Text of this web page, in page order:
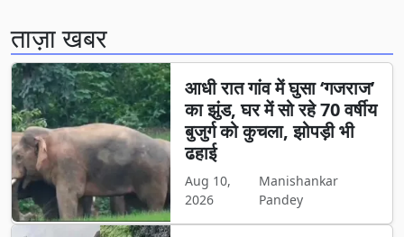
ताज़ा खबर
आधी रात गांव में घुसा ‘गजराज’
का झुंड, घर में सो रहे 70 वर्षीय
बुजुर्ग को कुचला, झोपड़ी भी
ढहाई
Aug 10,
2026
Manishankar
Pandey